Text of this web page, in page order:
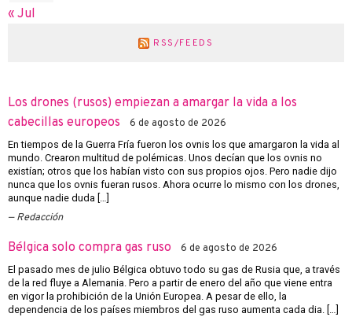
« Jul
RSS/FEEDS
Los drones (rusos) empiezan a amargar la vida a los
cabecillas europeos
6 de agosto de 2026
En tiempos de la Guerra Fría fueron los ovnis los que amargaron la vida al
mundo. Crearon multitud de polémicas. Unos decían que los ovnis no
existían; otros que los habían visto con sus propios ojos. Pero nadie dijo
nunca que los ovnis fueran rusos. Ahora ocurre lo mismo con los drones,
aunque nadie duda […]
Redacción
Bélgica solo compra gas ruso 6 de agosto de 2026
El pasado mes de julio Bélgica obtuvo todo su gas de Rusia que, a través
de la red fluye a Alemania. Pero a partir de enero del año que viene entra
en vigor la prohibición de la Unión Europea. A pesar de ello, la
dependencia de los países miembros del gas ruso aumenta cada dia. […]